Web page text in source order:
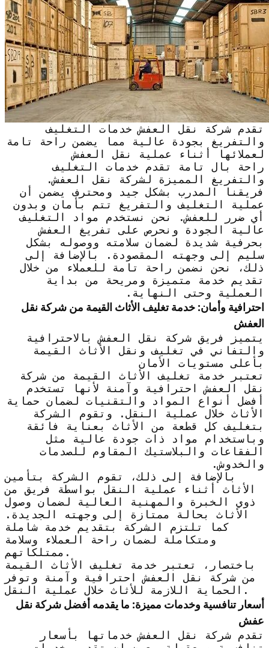
تقدم شركة نقل العفش خدمات التغليف
والتفريغ بجودة عالية مما يضمن راحة تامة
لعملائها أثناء عملية نقل العفش
راحة بال تامة تقدم خدمات التغليف
والتفريغ المميزة لشركة نقل العفش.
فريقنا المدرب بشكل جيد ومحترف يضمن أن
عملية التغليف والتفريغ تتم بأمان وبدون
أي ضرر للعفش. نحن نستخدم مواد التغليف
عالية الجودة ونحرص على تفريغ العفش
بحرفية شديدة لضمان سلامته ووصوله بشكل
سليم إلى وجهته المقصودة. بالإضافة إلى
ذلك، نحن نضمن راحة تامة للعملاء من خلال
تقديم خدمة متميزة ومريحة من بداية
العملية وحتى النهاية.
احترافية وأمان: خدمة تغليف الأثاث القيمة من شركة نقل
العفش
يتميز فريق شركة نقل العفش بالاحترافية
والتفاني في تغليف ونقل الأثاث القيمة
بأعلى مستويات الأمان
تعتبر خدمة تغليف الأثاث القيمة من شركة
نقل العفش احترافية وآمنة لأنها تستخدم
أفضل أنواع المواد والتقنيات لضمان حماية
الأثاث خلال عملية النقل. وتقوم الشركة
بتغليف كل قطعة من الأثاث بعناية فائقة
وباستخدام مواد ذات جودة عالية مثل
الفقاعات والبلاستيك المقاوم للصدمات
والخدوش.
بالإضافة إلى ذلك، تقوم الشركة بتأمين
الأثاث أثناء عملية النقل بواسطة فريق من
ذوي الخبرة والمهنية العالية لضمان وصول
الأثاث بحالة ممتازة إلى وجهته الجديدة.
كما تلتزم الشركة بتقديم خدمة شاملة
ومتكاملة لضمان راحة العملاء وسلامة
ممتلكاتهم.
باختصار، تعتبر خدمة تغليف الأثاث القيمة
من شركة نقل العفش احترافية وآمنة وتوفر
الحماية اللازمة للأثاث خلال عملية النقل.
أسعار تنافسية وخدمات مميزة: ما يقدمه أفضل شركة نقل
عفش
تقدم شركة نقل العفش خدماتها بأسعار